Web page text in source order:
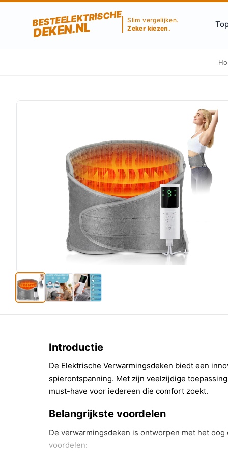
BESTEELEKTRISCHE
DEKEN.NL
Slim vergelijken.
Zeker kiezen.
Introductie
De Elektrische Verwarmingsdeken biedt een
spierontspanning. Met zijn veelzijdige
must-have voor iedereen die comfort zoekt.
Belangrijkste voordelen
De verwarmingsdeken is ontworpen met het
voordelen: